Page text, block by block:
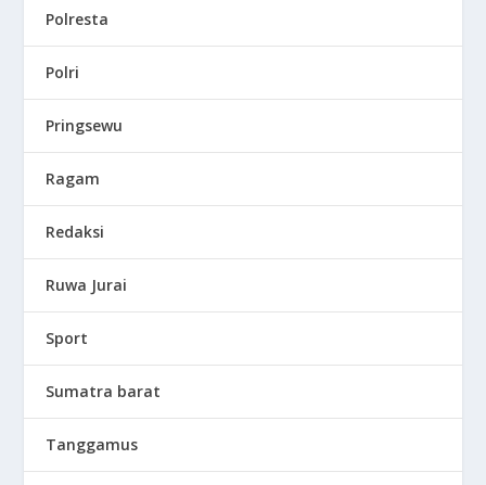
Polresta
Polri
Pringsewu
Ragam
Redaksi
Ruwa Jurai
Sport
Sumatra barat
Tanggamus